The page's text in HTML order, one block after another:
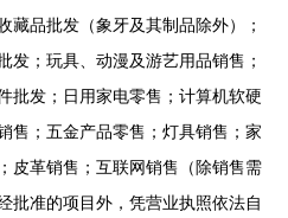
藏品批发（象牙及其制品除外）；
发；玩具、动漫及游艺用品销售；
批发；日用家电零售；计算机软硬
售；五金产品零售；灯具销售；家
皮革销售；互联网销售（除销售需
批准的项目外，凭营业执照依法自